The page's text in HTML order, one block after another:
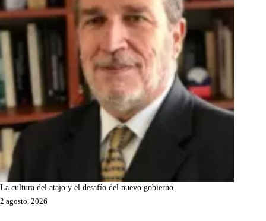
La cultura del atajo y el desafío del nuevo gobierno
2 agosto, 2026